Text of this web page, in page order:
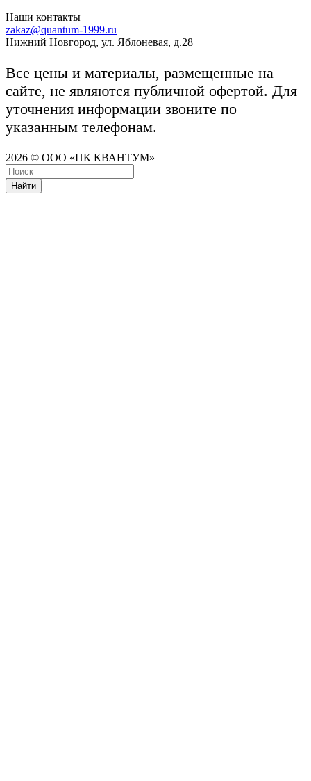
Наши контакты
zakaz@quantum-1999.ru
Нижний Новгород, ул. Яблоневая, д.28
Все цены и материалы, размещенные на
сайте, не являются публичной офертой. Для
уточнения информации звоните по
указанным телефонам.
2026 © ООО «ПК КВАНТУМ»
Найти